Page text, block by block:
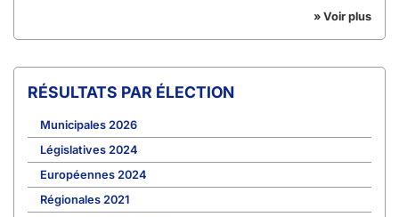
» Voir plus
RÉSULTATS PAR ÉLECTION
Municipales 2026
Législatives 2024
Européennes 2024
Régionales 2021